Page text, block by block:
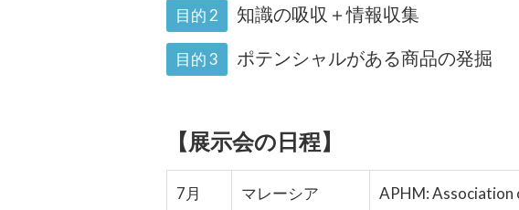
目的 2 知識の吸収＋情報収集
目的 3 ポテンシャルがある商品の発掘
【展示会の日程】
7月 マレーシア APHM: Association